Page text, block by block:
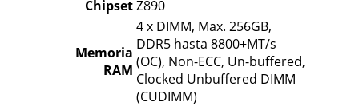
ChipsetZ890
Memoria
RAM
4 x DIMM, Max. 256GB,
DDR5 hasta 8800+MT/s
(OC), Non-ECC, Un-buffered,
Clocked Unbuffered DIMM
(CUDIMM)